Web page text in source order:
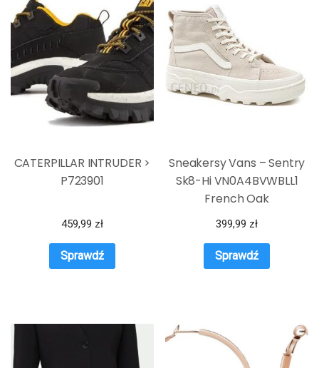
CATERPILLAR INTRUDER >
P723901
459,99 zł
Sprawdź
Sneakersy Vans – Sentry
Sk8-Hi VN0A4BVWBLL1
French Oak
399,99 zł
Sprawdź